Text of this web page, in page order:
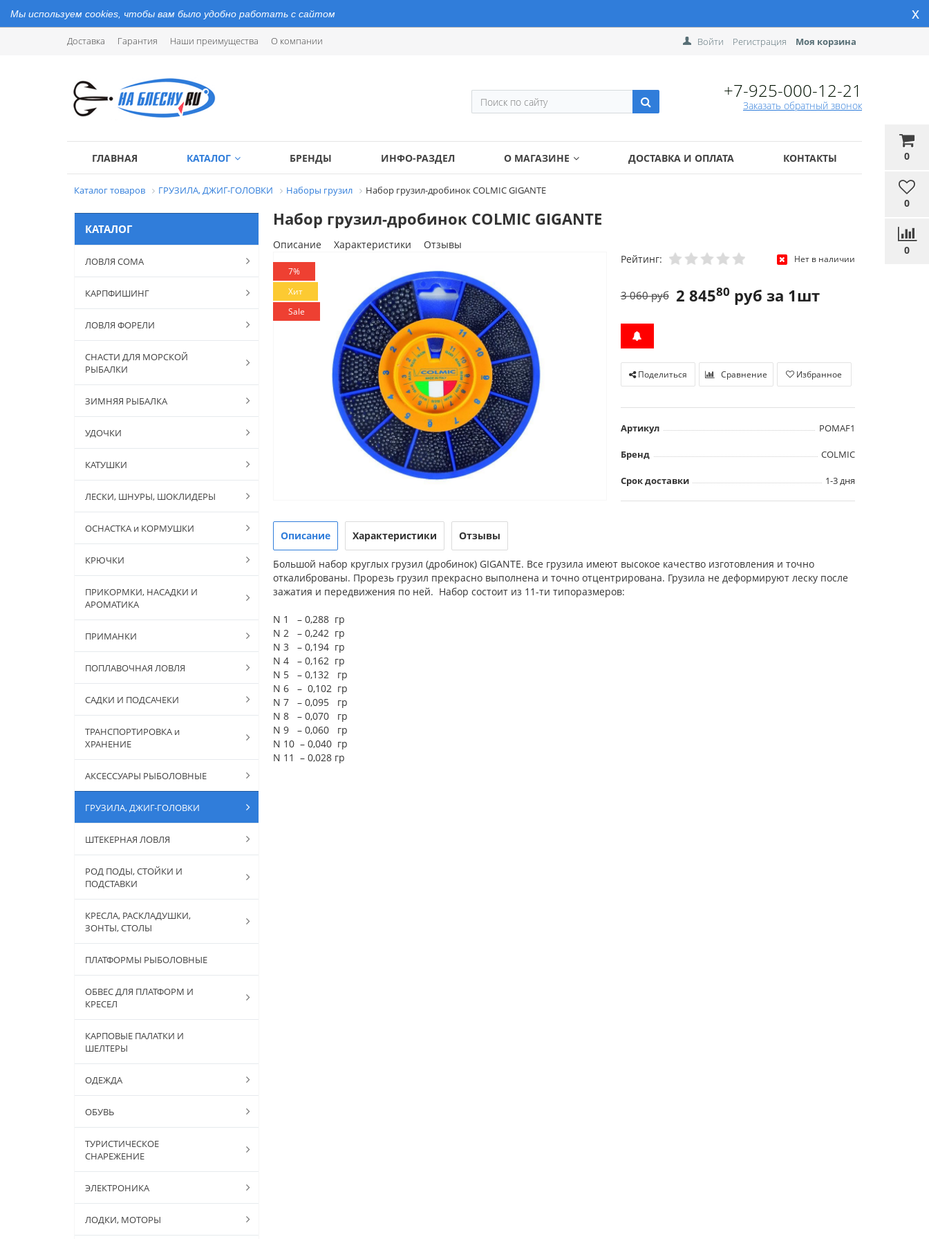
Мы используем cookies, чтобы вам было удобно работать с сайтом x
Доставка Гарантия Наши преимущества О компании
0
0
0
Войти Регистрация Моя корзина
+7-925-000-12-21
Заказать обратный звонок
ГЛАВНАЯ КАТАЛОГ БРЕНДЫ ИНФО-РАЗДЕЛ О МАГАЗИНЕ ДОСТАВКА И ОПЛАТА КОНТАКТЫ
Каталог товаров ГРУЗИЛА, ДЖИГ-ГОЛОВКИ Наборы грузил Набор грузил-дробинок COLMIC GIGANTE
КАТАЛОГ
ЛОВЛЯ СОМА
КАРПФИШИНГ
ЛОВЛЯ ФОРЕЛИ
СНАСТИ ДЛЯ МОРСКОЙ
РЫБАЛКИ
ЗИМНЯЯ РЫБАЛКА
УДОЧКИ
КАТУШКИ
ЛЕСКИ, ШНУРЫ, ШОКЛИДЕРЫ
ОСНАСТКА и КОРМУШКИ
КРЮЧКИ
ПРИКОРМКИ, НАСАДКИ И
АРОМАТИКА
ПРИМАНКИ
ПОПЛАВОЧНАЯ ЛОВЛЯ
САДКИ И ПОДСАЧЕКИ
ТРАНСПОРТИРОВКА и
ХРАНЕНИЕ
АКСЕССУАРЫ РЫБОЛОВНЫЕ
ГРУЗИЛА, ДЖИГ-ГОЛОВКИ
ШТЕКЕРНАЯ ЛОВЛЯ
РОД ПОДЫ, СТОЙКИ И
ПОДСТАВКИ
КРЕСЛА, РАСКЛАДУШКИ,
ЗОНТЫ, СТОЛЫ
ПЛАТФОРМЫ РЫБОЛОВНЫЕ
ОБВЕС ДЛЯ ПЛАТФОРМ И
КРЕСЕЛ
КАРПОВЫЕ ПАЛАТКИ И
ШЕЛТЕРЫ
ОДЕЖДА
ОБУВЬ
ТУРИСТИЧЕСКОЕ
СНАРЕЖЕНИЕ
ЭЛЕКТРОНИКА
ЛОДКИ, МОТОРЫ
Набор грузил-дробинок COLMIC GIGANTE
Описание Характеристики Отзывы
7%
Хит
Sale
Рейтинг: Нет в наличии
2 84580 руб за 1шт
3 060 руб
Поделиться Сравнение Избранное
Артикул POMAF1
Бренд COLMIC
Срок доставки 1-3 дня
Описание Характеристики Отзывы
Большой набор круглых грузил (дробинок) GIGANTE. Все грузила имеют высокое качество изготовления и точно
откалиброваны. Прорезь грузил прекрасно выполнена и точно отцентрирована. Грузила не деформируют леску после
зажатия и передвижения по ней. Набор состоит из 11-ти типоразмеров:
N 1 – 0,288 гр
N 2 – 0,242 гр
N 3 – 0,194 гр
N 4 – 0,162 гр
N 5 – 0,132 гр
N 6 – 0,102 гр
N 7 – 0,095 гр
N 8 – 0,070 гр
N 9 – 0,060 гр
N 10 – 0,040 гр
N 11 – 0,028 гр